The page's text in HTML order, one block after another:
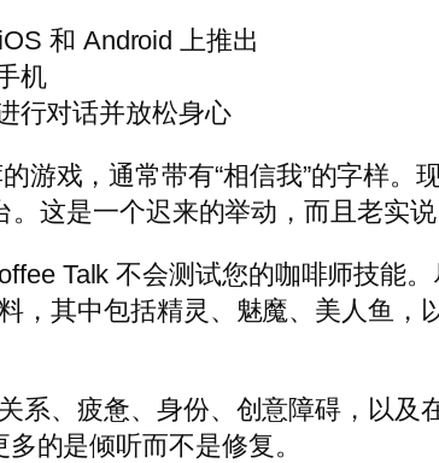
和 Android 上推出
机
行对话并放松身心
游戏，通常带有“相信我”的字样
这是一个迟来的举动，而且老实说
Talk 不会测试您的咖啡师技能
，其中包括精灵、魅魔、美人鱼
系、疲惫、身份、创意障碍，以
的是倾听而不是修复。